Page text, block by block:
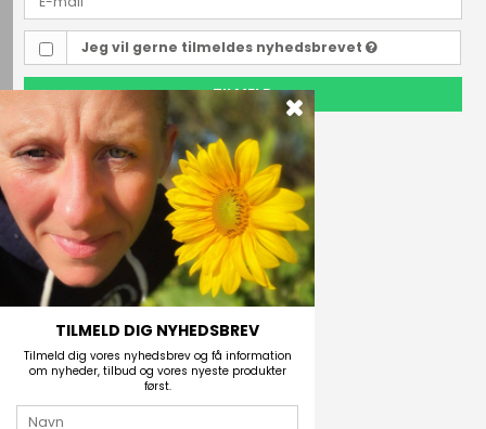
Jeg vil gerne tilmeldes nyhedsbrevet
TILMELD
Outdoor i Centrum
Perlegade 44
6400 Sønderborg, Danmark
Telefonnr.
(+45) 74 43 53 55
E-mail
TILMELD DIG NYHEDSBREV
Tilmeld dig vores nyhedsbrev og få information
om nyheder, tilbud og vores nyeste produkter
først.